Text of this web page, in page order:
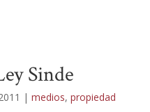
Sinde
| medios, propiedad